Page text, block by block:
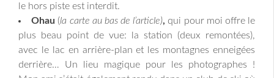
le hors piste est interdit.
Ohau (la carte au bas de l’article), qui pour moi offre le
plus beau point de vue: la station (deux remontées),
avec le lac en arrière-plan et les montagnes enneigées
derrière… Un lieu magique pour les photographes !